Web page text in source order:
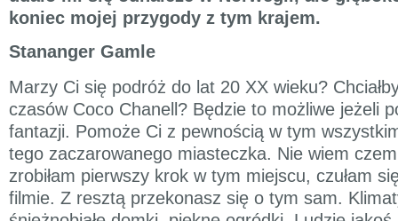
koniec mojej przygody z tym krajem.
Stananger Gamle
Marzy Ci się podróż do lat 20 XX wieku?
czasów Coco Chanell? Będzie to możliwe jeżeli
fantazji. Pomoże Ci z pewnością w tym
tego zaczarowanego miasteczka. Nie wiem
zrobiłam pierwszy krok w tym miejscu, czułam
filmie. Z resztą przekonasz się o tym sam.